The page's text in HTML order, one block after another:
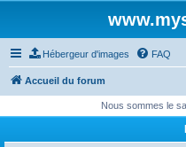
Hébergeur d'images FAQ
Accueil du forum
Nous sommes le